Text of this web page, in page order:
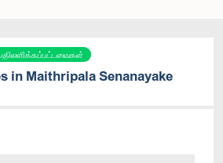
in Maithripala Senanayake